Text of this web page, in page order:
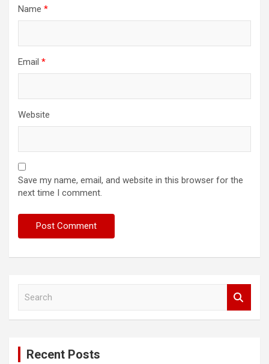
Name *
Email *
Website
Save my name, email, and website in this browser for the
next time I comment.
Recent Posts